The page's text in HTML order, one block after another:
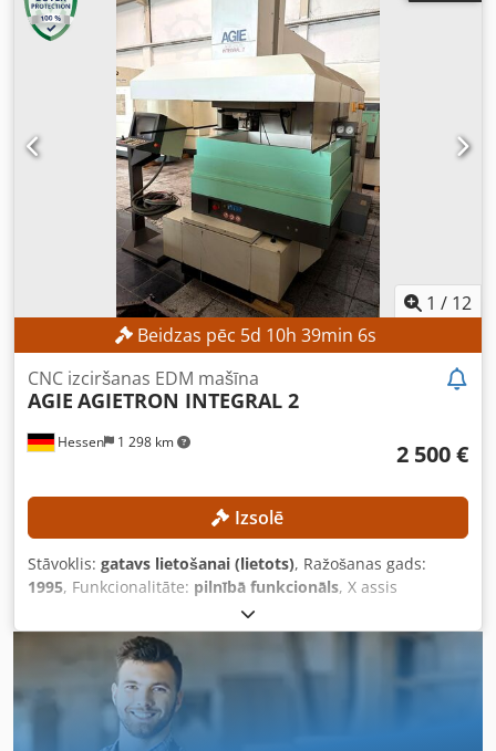
1 / 12
Beidzas pēc 5d 10h 39min 4s
Hessen 1 298 km
CNC izciršanas EDM mašīna
AGIE AGIETRON INTEGRAL 2
2 500 €
Izsolē
Stāvoklis: gatavs lietošanai (lietots), Ražošanas gads:
1995, Funkcionalitāte: pilnībā funkcionāls, X assis
350 mm
attālums:250 mm, Z ass pārvietošanās attālums:350 mm,
apstrādājamā sagataves svars (maks.):
AGIEMATIC T
, Minimālās cenas nav – garantēta
pārdošana par visaugstāko cenu! TEHNISKĀS DETAĻAS X
ass pārvietojuma diapazons: 350 mm Y ass pārvietojuma